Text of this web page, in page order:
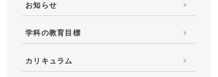
お知らせ
学科の教育目標
カリキュラム